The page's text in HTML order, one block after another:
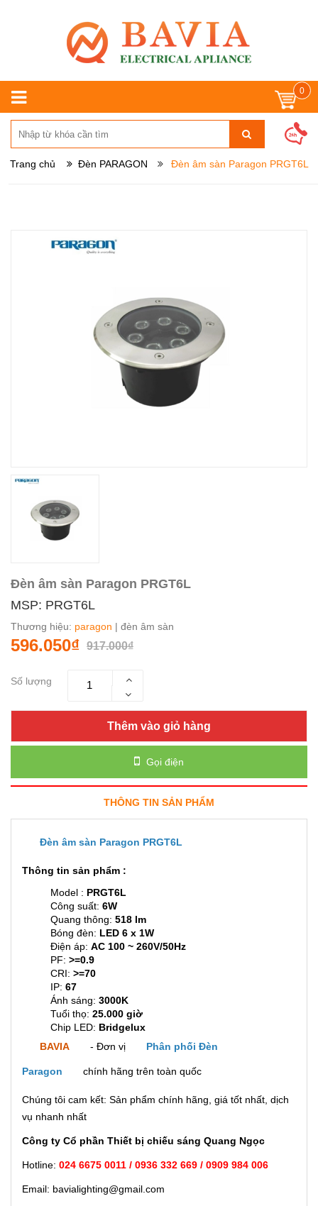
0
Trang chủ Đèn PARAGON Đèn âm sàn Paragon PRGT6L
Đèn âm sàn Paragon PRGT6L
MSP: PRGT6L
Thương hiệu: paragon | đèn âm sàn
596.050₫ 917.000₫
Số lượng
Thêm vào giỏ hàng
Gọi điện
THÔNG TIN SẢN PHẨM
Đèn âm sàn Paragon PRGT6L
Thông tin sản phẩm :
Model : PRGT6L
Công suất: 6W
Quang thông: 518 lm
Bóng đèn: LED 6 x 1W
Điện áp: AC 100 ~ 260V/50Hz
PF: >=0.9
CRI: >=70
IP: 67
Ánh sáng: 3000K
Tuổi thọ: 25.000 giờ
Chip LED: Bridgelux
BAVIA
- Đơn vị Phân phối Đèn
Paragon chính hãng trên toàn quốc
Chúng tôi cam kết: Sản phẩm chính hãng, giá tốt nhất, dịch
vụ nhanh nhất
Công ty Cổ phần Thiết bị chiếu sáng Quang Ngọc
Hotline: 024 6675 0011 / 0936 332 669 / 0909 984 006
Email: bavialighting@gmail.com